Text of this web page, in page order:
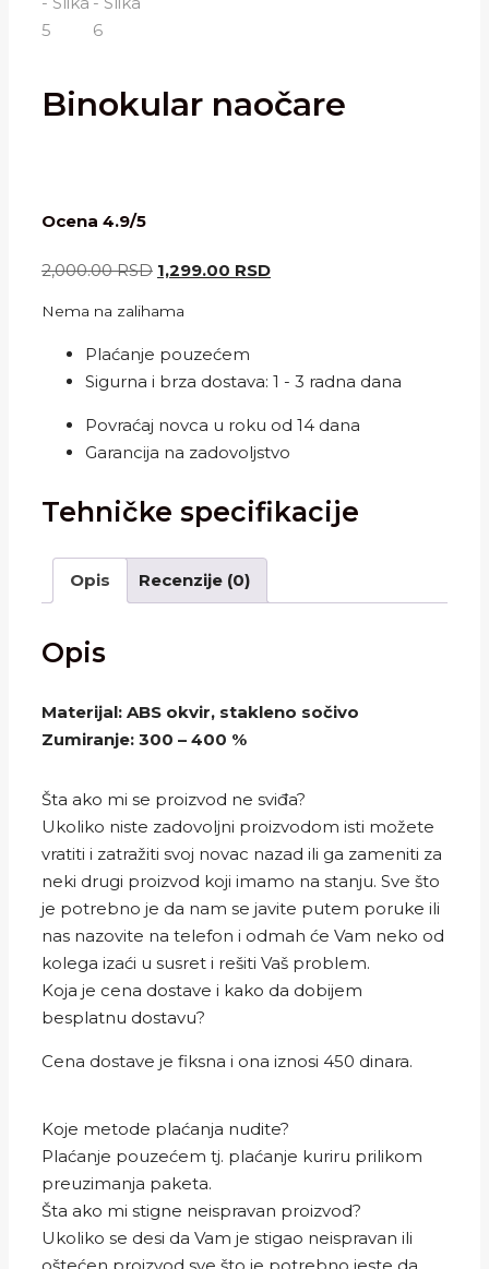
Binokular naočare
Ocena 4.9/5
2,000.00RSD Originalna
bila:
2,000.00 RSD.
1,299.00 RSDTrenutna
Nema na zalihama
Plaćanje pouzećem
Sigurna i brza dostava: 1 - 3 radna dana
Povraćaj novca u roku od 14 dana
Garancija na zadovoljstvo
Tehničke specifikacije
Opis Recenzije (0)
Opis
Materijal: ABS okvir, stakleno sočivo
Zumiranje: 300 – 400 %
Šta ako mi se proizvod ne sviđa?
Ukoliko niste zadovoljni proizvodom isti možete
vratiti i zatražiti svoj novac nazad ili ga zameniti za
neki drugi proizvod koji imamo na stanju. Sve što
je potrebno je da nam se javite putem poruke ili
nas nazovite na telefon i odmah će Vam neko od
kolega izaći u susret i rešiti Vaš problem.
Koja je cena dostave i kako da dobijem
besplatnu dostavu?
Cena dostave je fiksna i ona iznosi 450 dinara.
Koje metode plaćanja nudite?
Plaćanje pouzećem tj. plaćanje kuriru prilikom
preuzimanja paketa.
Šta ako mi stigne neispravan proizvod?
Ukoliko se desi da Vam je stigao neispravan ili